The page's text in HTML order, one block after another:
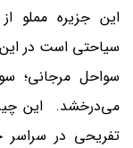
این جزیره مملو
سیاحتی است در این
سواحل مرجانی؛
می‌درخشد. این
تفریحی در سراسر